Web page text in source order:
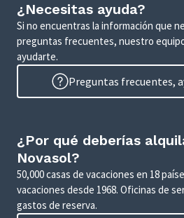
¿Necesitas ayuda?
Si no encuentras la información que
preguntas frecuentes, nuestro
ayudarte.
Preguntas frecuentes,
¿Por qué deberías
Novasol?
50,000 casas de vacaciones en 18
vacaciones desde 1968. Oficinas de
gastos de reserva.